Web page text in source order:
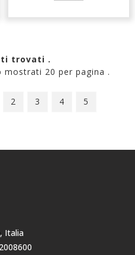
trovati .
20 per pagina .
2 3 4 5
Italia